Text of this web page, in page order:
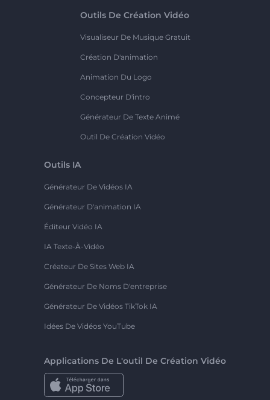
Outils De Création Vidéo
Visualiseur De Musique Gratuit
Création D'animation
Animation Du Logo
Concepteur D'intro
Générateur De Texte Animé
Outil De Création Vidéo
Outils IA
Générateur De Vidéos IA
Générateur D'animation IA
Éditeur Vidéo IA
IA Texte-À-Vidéo
Créateur De Sites Web IA
Générateur De Noms D'entreprise
Générateur De Vidéos TikTok IA
Idées De Vidéos YouTube
Applications De L'outil De Création Vidéo